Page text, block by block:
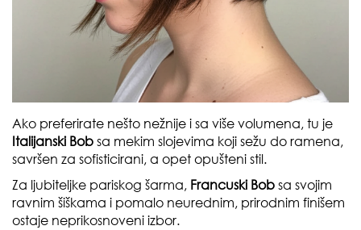
Ako preferirate nešto nežnije i sa više volumena, tu je
Italijanski Bob sa mekim slojevima koji sežu do ramena,
savršen za sofisticirani, a opet opušteni stil.
Za ljubiteljke pariskog šarma, Francuski Bob sa svojim
ravnim šiškama i pomalo neurednim, prirodnim finišem
ostaje neprikosnoveni izbor.